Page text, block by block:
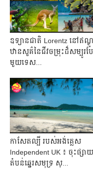
ឧទ្យានជាតិ Lorentz នៅឥណ្
ឋានសួគ៌នៃជីវចម្រុះដ៏សម្បូរប
មួយទេស...
កាសែតល្បី របស់អង់គ្លេស
Independent UK ៖ ចុះផ្សា
តំបន់ឆ្នេរសមុទ្រ ស្...